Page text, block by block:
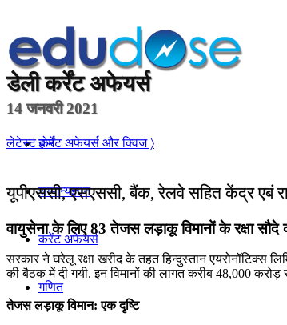
होम
सामान्यज्ञान
करेंट अफेयर्स
गणित
डेली कर्रेंट अफेयर्स
14 जनवरी 2021
लेटेस्ट कर्रेंट अफेयर्स और क्विज 〉
यूपीएससी, एसएससी, बैंक, रेलवे सहित केंद्र एबं
वायुसेना के लिए 83 तेजस लड़ाकू विमानों के रक्षा सौदे
सरकार ने घरेलू रक्षा खरीद के तहत हिन्दुस्तान एयरोनॉटिक्स
की बैठक में दी गयी. इन विमानों की लागत करीब 48,000
तेजस लड़ाकू विमान: एक दृष्टि